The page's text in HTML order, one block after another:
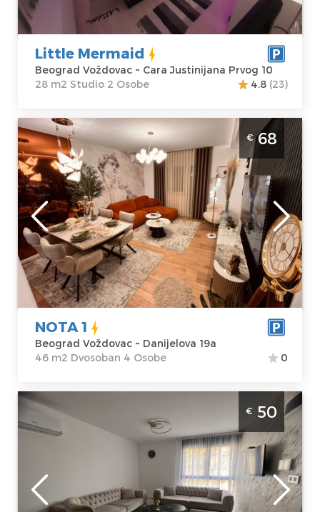
Prvog 10
Cena
Little Mermaid
Beograd Voždovac ~ Cara Justinijana Prvog 10
28 m2 Studio 2 Osobe
4.8 (23)
Dvosoban Apartman NOTA 1 Beograd
Voždovac. Dvosoban apartman, hotelskog
tipa, velicine 46m2, luksuzno opremljen i
idealan za boravak do 4 osobe.
Beograd
Lokacija:
Beograd
Voždovac
Adresa:
Danijelova 19a
Cena68 €
Gosti:4
Kvadratura :46
m2
Struktura :
Dvosoban
€68
NOTA 1
Beograd Voždovac ~ Danijelova 19a
46 m2 Dvosoban 4 Osobe
0
Dvosoban Apartman Mia Spa Beograd
Vozdovac. Apartman sa djakuzijem.
Beograd
Voždovac
Gosti: 4
Kvadratura :50
m2
€ 50